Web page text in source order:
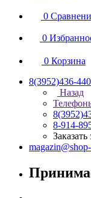
0
0
0 Корзина
8(3952)436-440
Назад
8-914-